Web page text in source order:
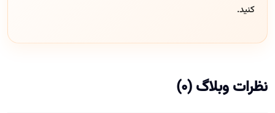
کنید.
نظرات وبلاگ (0)